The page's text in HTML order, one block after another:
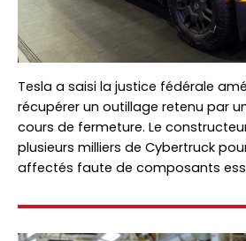
Tesla a saisi la justice fédérale
récupérer un outillage retenu par
cours de fermeture. Le
plusieurs milliers de Cybertruck
affectés faute de composants